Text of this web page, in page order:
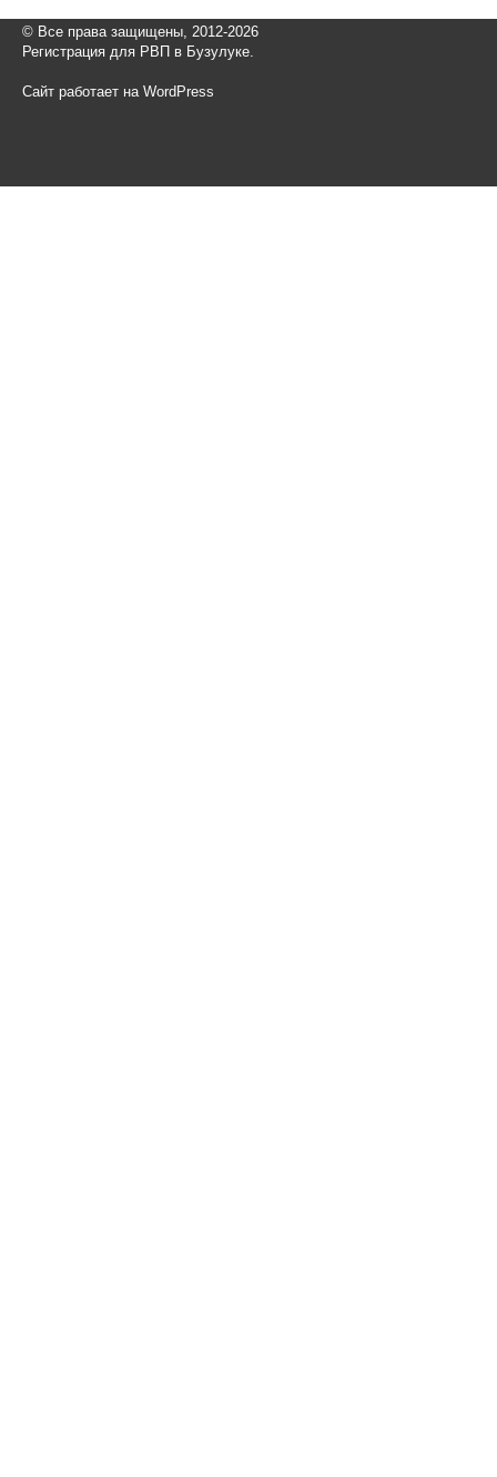
© Все права защищены, 2012-2026
Регистрация для РВП в Бузулуке.
Сайт работает на WordPress